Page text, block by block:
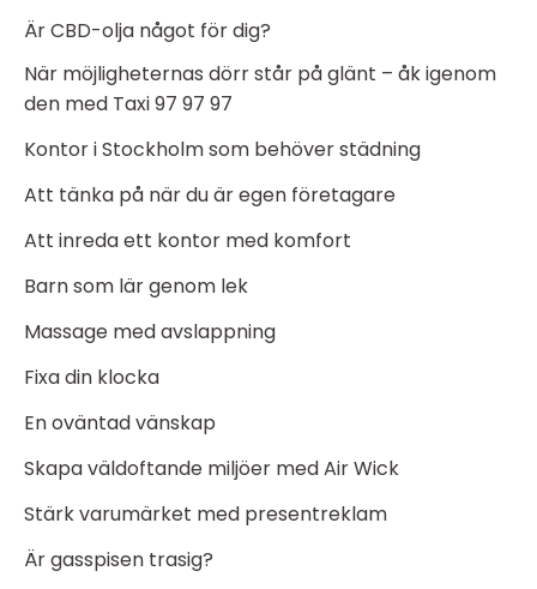
Är CBD-olja något för dig?
När möjligheternas dörr står på glänt – åk igenom
den med Taxi 97 97 97
Kontor i Stockholm som behöver städning
Att tänka på när du är egen företagare
Att inreda ett kontor med komfort
Barn som lär genom lek
Massage med avslappning
Fixa din klocka
En oväntad vänskap
Skapa väldoftande miljöer med Air Wick
Stärk varumärket med presentreklam
Är gasspisen trasig?